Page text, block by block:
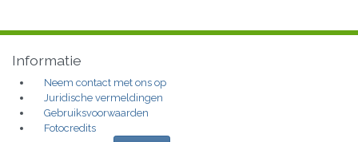
Informatie
Neem contact met ons op
Juridische vermeldingen
Gebruiksvoorwaarden
Fotocredits